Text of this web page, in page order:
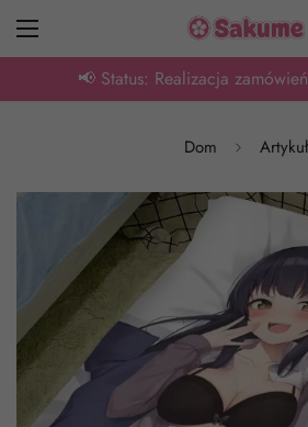
📢 Status: Realizacja
Dom Artykuł